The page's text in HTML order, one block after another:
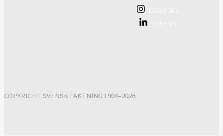
COPYRIGHT SVENSK FÄKTNING 1904–2026